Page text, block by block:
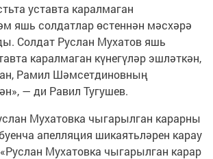
уставта каралмаган
яшь солдатлар өстеннән мәсхәрә
Солдат Руслан Мухатов яшь
каралмаган күнегүләр эшләткән,
Рамил Шәмсетдиновның
— ди Равил Тугушев.
Мухатовка чыгарылган карарны
апелляция шикаятьләрен карау
Мухатовка чыгарылган карар